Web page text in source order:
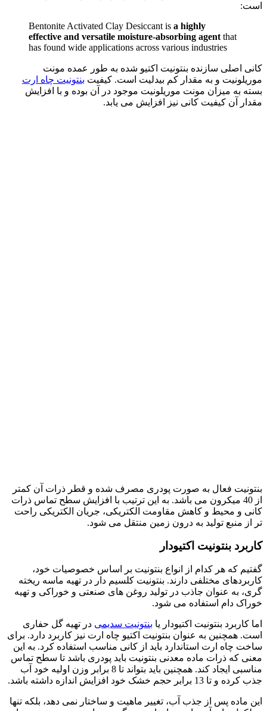
است:
Bentonite Activated Clay Desiccant is a highly
effective and versatile moisture-absorbing agent that
has found wide applications across various industries
کانی اصلی سازنده بنتونیت اکتیو شده به طور عمده مونت
موریلونیت و به مقدار کم بیدلیت است. کیفیت بنتونیت چاه ارت
بسته به میزان مونت موریلونیت موجود در آن بوده و با افزایش
مقدار آن کیفیت کانی نیز افزایش می یابد.
بنتونیت فعال به صورت پودری مصرف شده و قطر ذرات آن کمتر
از 40 میکرون می باشد. به این ترتیب با افزایش سطح تماس ذرات
کانی و محیط و کاهش مقاومت الکتریکی، جریان الکتریکی راحت
تر از منبع تولید به درون زمین منتقل می شود.
کاربرد بنتونیت اکتیودار
گفتیم که هر کدام از انواع بنتونیت بر اساس خصوصیات خود،
کاربردهای مختلفی دارند. بنتونیت کلسیم دار در تهیه ماسه ریخته
گری، به عنوان جاذب در تولید روغن های صنعتی و خوراکی و تهیه
خوراک دام استفاده می شود.
اما کاربرد بنتونیت اکتیودار یا بنتونیت سدیمی در تهیه گل حفاری
است. همچنین به عنوان بنتونیت اکتیو چاه ارت نیز کاربرد دارد. برای
ساخت چاه ارت استاندارد باید از کانی مناسب استفاده کرد. به این
معنی که ذرات ماده معدنی بنتونیت باید پودری باشد تا سطح تماس
مناسبی ایجاد کند. همچنین باید بتواند تا 8 برابر وزن اولیه خود آب
جذب کرده و تا 13 برابر حجم خشک خود افزایش اندازه داشته باشد.
این ماده پس از جذب آب، تغییر ماهیت و ساختار نمی دهد، بلکه تنها